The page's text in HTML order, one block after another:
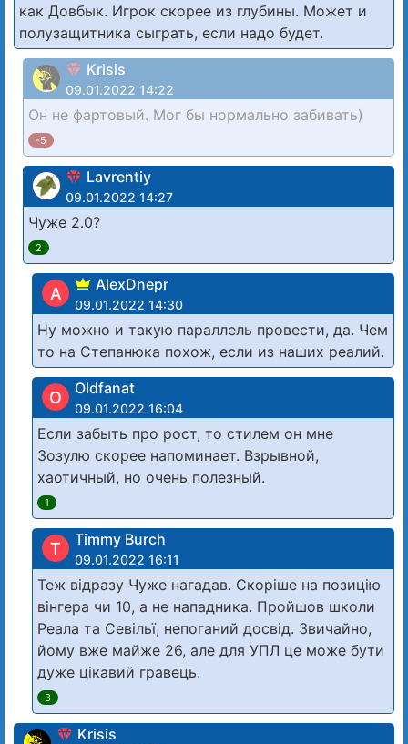
как Довбык. Игрок скорее из глубины. Может и
полузащитника сыграть, если надо будет.
Krisis
09.01.2022 14:22
Он не фартовый. Мог бы нормально забивать)
-5
Lavrentiy
09.01.2022 14:27
Чуже 2.0?
2
A AlexDnepr
09.01.2022 14:30
Ну можно и такую параллель провести, да. Чем
то на Степанюка похож, если из наших реалий.
O Oldfanat
09.01.2022 16:04
Если забыть про рост, то стилем он мне
Зозулю скорее напоминает. Взрывной,
хаотичный, но очень полезный.
1
T Timmy Burch
09.01.2022 16:11
Теж відразу Чуже нагадав. Скоріше на позицію
вінгера чи 10, а не нападника. Пройшов школи
Реала та Севільї, непоганий досвід. Звичайно,
йому вже майже 26, але для УПЛ це може бути
дуже цікавий гравець.
3
Krisis